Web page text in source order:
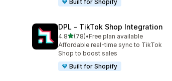
Built for Shopify
DPL ‑ TikTok Shop Integration
4.8เต็ม 5 ดาว
(78)
ทั้งหมด 78 รีวิว
•Free plan available
Affordable real-time sync to TikTok
Shop to boost sales
Built for Shopify